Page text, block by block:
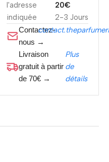
l'adresse
indiquée
2-3 Jours
20€
Contactez-
nous →
Livraison
gratuit à partir
de 70€ →
Plus
de
détails